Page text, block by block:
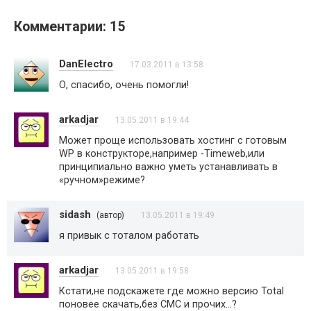
Комментарии: 15
DanElectro 17.03.2011 в 13:58
О, спасибо, очень помогли!
arkadjar 13.05.2011 в 19:44
Может проще использовать хостинг с готовым
WP в конструкторе,например -Timeweb,или
принципиально важно уметь устанавливать в
«ручном»режиме?
sidash (автор) 13.05.2011 в 19:49
я привык с тоталом работать
arkadjar 13.05.2011 в 19:58
Кстати,не подскажете где можно версию Total
поновее скачать,без СМС и прочих…?